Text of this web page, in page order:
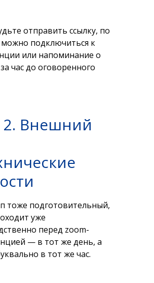
отправить ссылку, по
подключиться к
или напоминание о
час до оговоренного
2. Внешний
тоже подготовительный,
уже
перед zoom-
— в тот же день, а
в тот же час.